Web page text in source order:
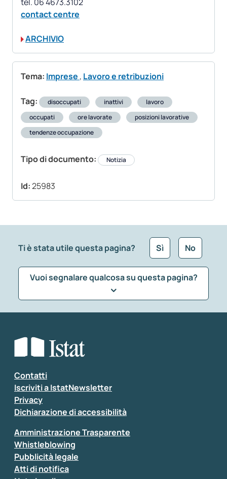
contact centre
ARCHIVIO
Tema: Imprese , Lavoro e retribuzioni
Tag: disoccupati inattivi
lavoro
occupati
ore lavorate
posizioni lavorative
tendenze occupazione
Tipo di documento: Notizia
Id:25983
Ti è stata utile questa pagina? Sì No
Vuoi segnalare qualcosa su questa pagina?
Seleziona la tipologia della segnalazione
Inserisci il tuo commento
Contatti
Iscriviti a IstatNewsletter
Privacy
Dichiarazione di accessibilità
Amministrazione Trasparente
Whistleblowing
Pubblicità legale
Atti di notifica